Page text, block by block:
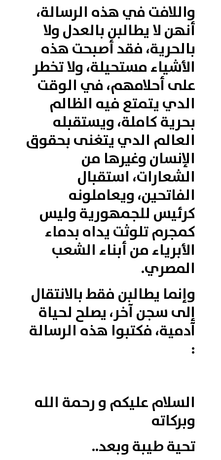
واللافت في هذه الرسالة،
أنهن لا يطالبن بالعدل ولا
بالحرية، فقد أصبحت هذه
الأشياء مستحيلة، ولا تخطر
على أحلامهم، في الوقت
الدي يتمتع فيه الظالم
بحرية كاملة، ويستقبله
العالم الدي يتغنى بحقوق
الإنسان وغيرها من
الشعارات، استقبال
الفاتحين، ويعاملونه
كرئيس للجمهورية وليس
كمجرم تلوثت يداه بدماء
الأبرياء من أبناء الشعب
المصري.
وإنما يطالبن فقط بالانتقال
إلى سجن آخر، يصلح لحياة
آدمية، فكتبوا هذه الرسالة
:
السلام عليكم و رحمة الله
وبركاته
تحية طيبة وبعد..